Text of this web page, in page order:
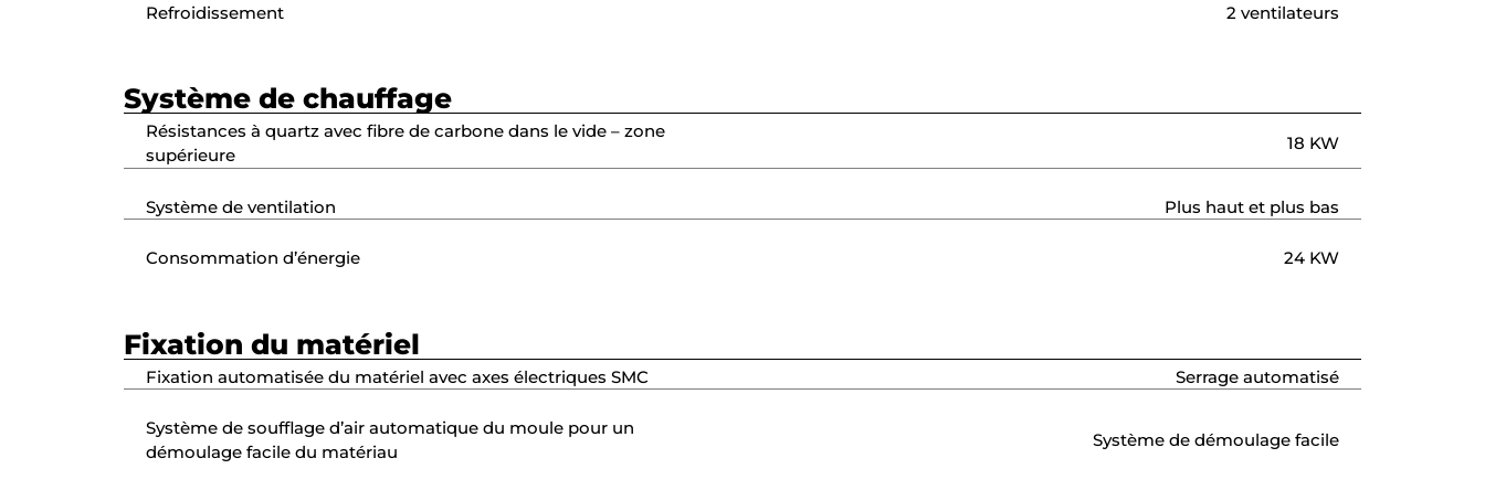
Refroidissement 2 ventilateurs
Système de chauffage
Résistances à quartz avec fibre de carbone dans le vide – zone
supérieure
18 KW
Système de ventilation Plus haut et plus bas
Consommation d’énergie 24 KW
Fixation du matériel
Fixation automatisée du matériel avec axes électriques SMC Serrage automatisé
Système de soufflage d’air automatique du moule pour un
démoulage facile du matériau
Système de démoulage facile